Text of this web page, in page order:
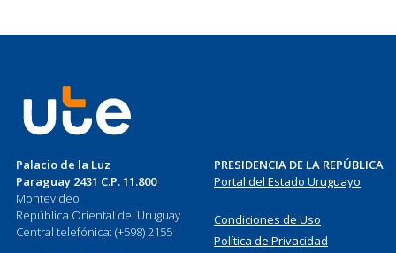
Palacio de la Luz
Paraguay 2431 C.P. 11.800
Montevideo
República Oriental del Uruguay
Central telefónica: (+598) 2155
PRESIDENCIA DE LA REPÚBLICA
Portal del Estado Uruguayo
Condiciones de Uso
Política de Privacidad